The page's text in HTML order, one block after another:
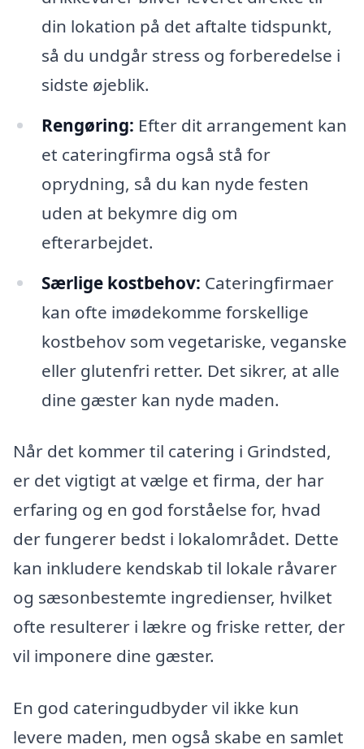
din lokation på det aftalte tidspunkt,
så du undgår stress og forberedelse i
sidste øjeblik.
Rengøring: Efter dit arrangement kan
et cateringfirma også stå for
oprydning, så du kan nyde festen
uden at bekymre dig om
efterarbejdet.
Særlige kostbehov: Cateringfirmaer
kan ofte imødekomme forskellige
kostbehov som vegetariske, veganske
eller glutenfri retter. Det sikrer, at alle
dine gæster kan nyde maden.
Når det kommer til catering i Grindsted,
er det vigtigt at vælge et firma, der har
erfaring og en god forståelse for, hvad
der fungerer bedst i lokalområdet. Dette
kan inkludere kendskab til lokale råvarer
og sæsonbestemte ingredienser, hvilket
ofte resulterer i lækre og friske retter, der
vil imponere dine gæster.
En god cateringudbyder vil ikke kun
levere maden, men også skabe en samlet